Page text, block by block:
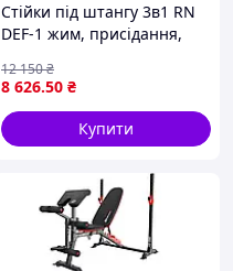
Стійки під штангу 3в1 RN
DEF-1 жим, присідання,
8 626.50 ₴
12 150₴
Купити